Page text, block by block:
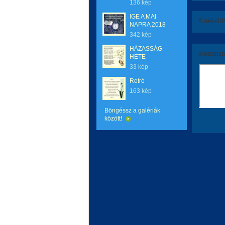
136 kép
IGE A MAI
NAPRA 2018
342 kép
HÁZASSÁG
HETE
33 kép
Retró
163 kép
Böngéssz a galériák
között!
Értékeld!